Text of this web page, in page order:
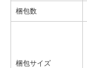
梱包数
梱包サイズ